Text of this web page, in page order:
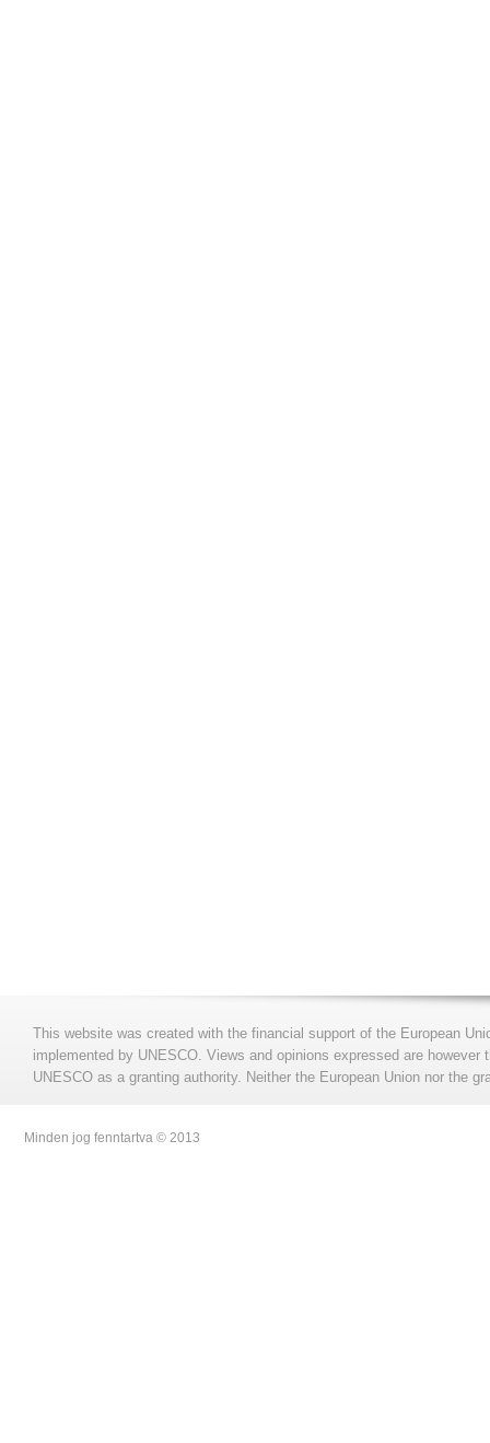
This website was created with the financial support of the European
implemented by UNESCO. Views and opinions expressed are
UNESCO as a granting authority. Neither the European Union nor the
Minden jog fenntartva © 2013